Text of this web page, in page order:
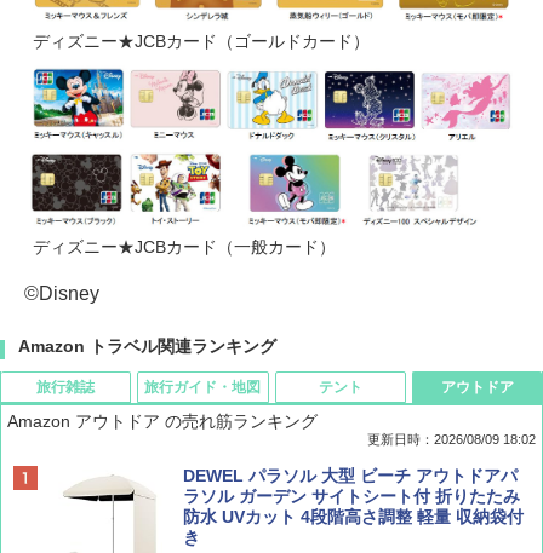
ディズニー★JCBカード（ゴールドカード）
ディズニー★JCBカード（一般カード）
©Disney
Amazon トラベル関連ランキング
旅行雑誌
BE-PAL(ビ-パル) 2026年 9 月号【特別付録:
SOTO ミニマル"旅"財布 ランダム2種】
￥1,500
旅行ガイド・地図
地球の歩き方 スター・ウォーズ
￥2,695
テント
[キャンパーズコレクション 山善] ポップアッ
プテント 傘みたいに広げて畳める パッとサ
ッとサンシェード キューブ フルクローズ メ
ッシュ 簡単設置 ワンタッチテント キャンプ
アウトドア
Amazon アウトドア の売れ筋ランキング
更新日時：2026/08/09 18:02
DEWEL パラソル 大型 ビーチ アウトドアパ
ラソル ガーデン サイトシート付 折りたたみ
防水 UVカット 4段階高さ調整 軽量 収納袋付
き